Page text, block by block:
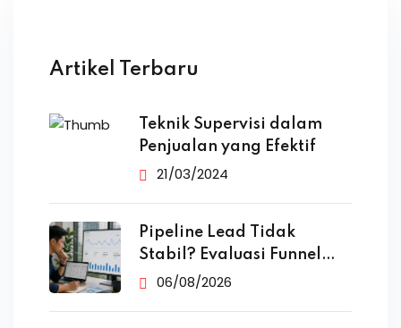
Artikel Terbaru
Teknik Supervisi dalam
Penjualan yang Efektif
21/03/2024
Pipeline Lead Tidak
Stabil? Evaluasi Funnel
Marketing
06/08/2026